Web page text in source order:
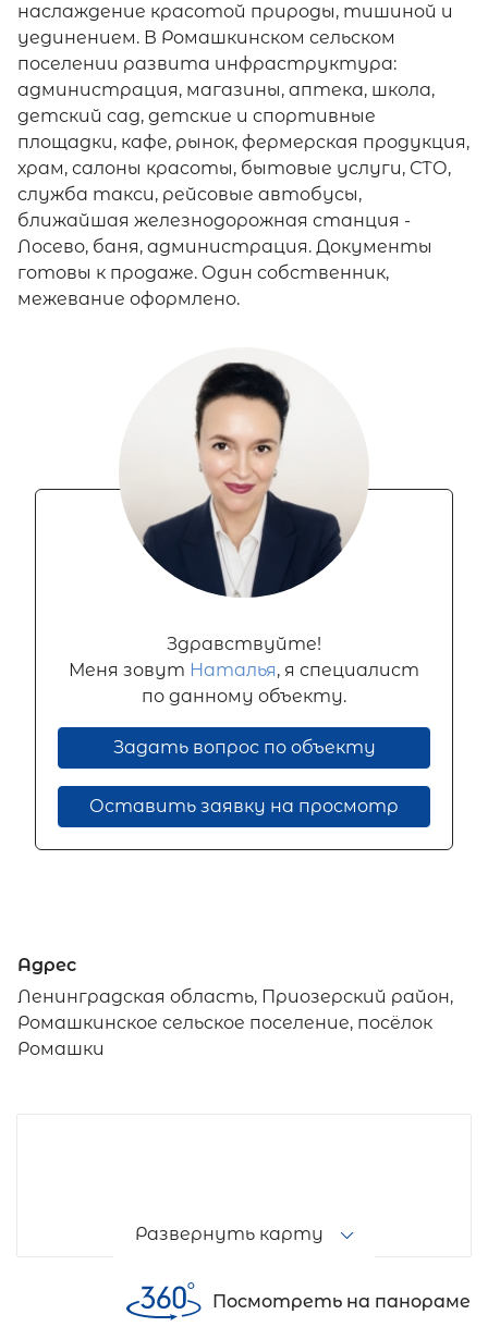
наслаждение красотой природы, тишиной и
уединением. В Ромашкинском сельском
поселении развита инфраструктура:
администрация, магазины, аптека, школа,
детский сад, детские и спортивные
площадки, кафе, рынок, фермерская продукция,
храм, салоны красоты, бытовые услуги, СТО,
служба такси, рейсовые автобусы,
ближайшая железнодорожная станция -
Лосево, баня, администрация. Документы
готовы к продаже. Один собственник,
межевание оформлено.
Здравствуйте!
Меня зовут Наталья, я специалист
по данному объекту.
Задать вопрос по объекту
Оставить заявку на просмотр
Адрес
Ленинградская область, Приозерский район,
Ромашкинское сельское поселение, посёлок
Ромашки
Развернуть карту
Посмотреть на панораме